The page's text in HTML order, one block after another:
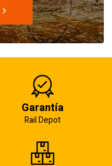
Garantía
Rail Depot